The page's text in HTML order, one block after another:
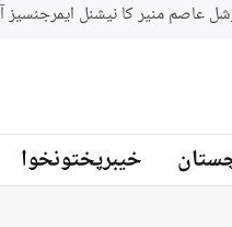
جنوبي افريقه کے سابق کرکټر
خیبرپختونخوا